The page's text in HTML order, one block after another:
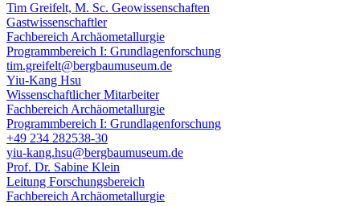
Tim Greifelt, M. Sc. Geowissenschaften
Gastwissenschaftler
Fachbereich Archäometallurgie
Programmbereich I: Grundlagenforschung
tim.greifelt@bergbaumuseum.de
Yiu-Kang Hsu
Wissenschaftlicher Mitarbeiter
Fachbereich Archäometallurgie
Programmbereich I: Grundlagenforschung
+49 234 282538-30
yiu-kang.hsu@bergbaumuseum.de
Prof. Dr. Sabine Klein
Leitung Forschungsbereich
Fachbereich Archäometallurgie